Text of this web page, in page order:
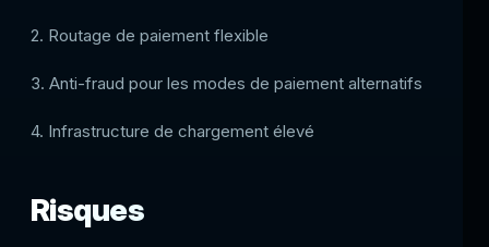
2. Routage de paiement flexible
3. Anti-fraud pour les modes de paiement alternatifs
4. Infrastructure de chargement élevé
Risques